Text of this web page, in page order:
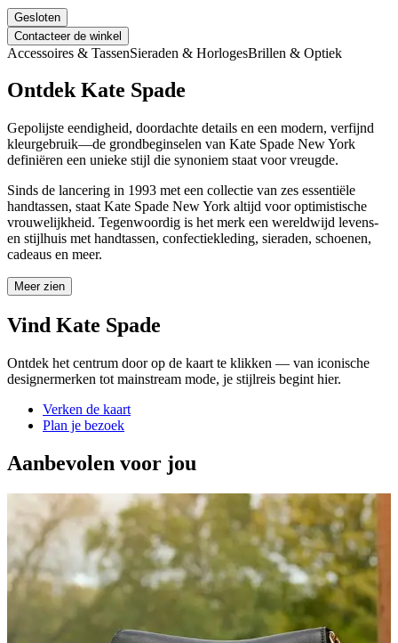
Gesloten
Contacteer de winkel
Accessoires & TassenSieraden & HorlogesBrillen & Optiek
Ontdek Kate Spade
Gepolijste eendigheid, doordachte details en een modern, verfijnd
kleurgebruik—de grondbeginselen van Kate Spade New York
definiëren een unieke stijl die synoniem staat voor vreugde.
Sinds de lancering in 1993 met een collectie van zes essentiële
handtassen, staat Kate Spade New York altijd voor optimistische
vrouwelijkheid. Tegenwoordig is het merk een wereldwijd levens-
en stijlhuis met handtassen, confectiekleding, sieraden, schoenen,
cadeaus en meer.
Meer zien
Vind Kate Spade
Ontdek het centrum door op de kaart te klikken — van iconische
designermerken tot mainstream mode, je stijlreis begint hier.
Verken de kaart
Plan je bezoek
Aanbevolen voor jou